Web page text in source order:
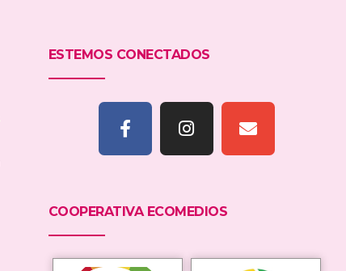
ESTEMOS CONECTADOS
COOPERATIVA ECOMEDIOS